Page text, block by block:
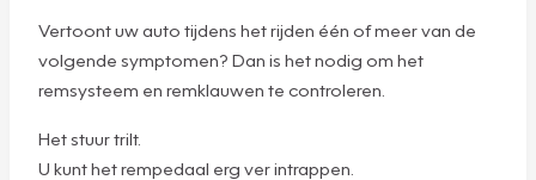
Vertoont uw auto tijdens het rijden één of meer van de
volgende symptomen? Dan is het nodig om het
remsysteem en remklauwen te controleren.
Het stuur trilt.
U kunt het rempedaal erg ver intrappen.